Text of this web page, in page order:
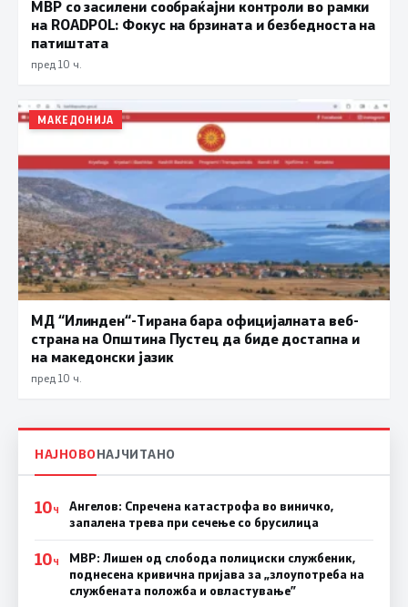
МВР со засилени сообраќајни контроли во рамки
на ROADPOL: Фокус на брзината и безбедноста на
патиштата
пред 10 ч.
МАКЕДОНИЈА
МД “Илинден“-Тирана бара официјалната веб-
страна на Општина Пустец да биде достапна и
на македонски јазик
пред 10 ч.
НАЈНОВОНАЈЧИТАНО
10Ч
Ангелов: Спречена катастрофа во виничко,
запалена трева при сечење со брусилица
10Ч
МВР: Лишен од слобода полициски службеник,
поднесена кривична пријава за „злоупотреба на
службената положба и овластување”